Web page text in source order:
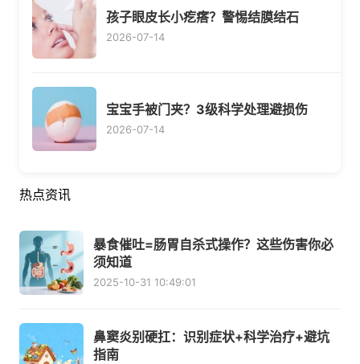
孩子眼皮长小疙瘩？警惕结膜结石
2026-07-14
宝宝手被门夹？3级科学处理避损伤
2026-07-14
热点资讯
暴食催吐=肠胃自杀式操作？这些伤害你必
须知道
2025-10-31 10:49:01
鼻窦炎别硬扛：识别症状+科学治疗+避坑
指南